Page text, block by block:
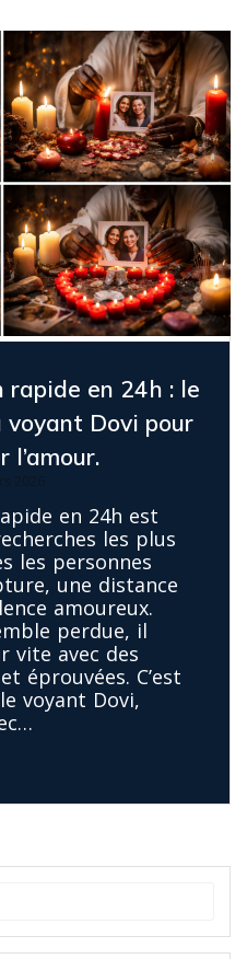
rapide en 24h : le
Dovi pour
l’amour.
en 24h est
les plus
les personnes
une distance
amoureux.
perdue, il
vite avec des
éprouvées. C’est
voyant Dovi,
: